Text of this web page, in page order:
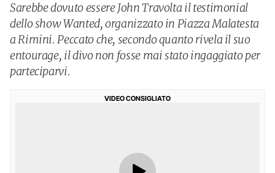
Sarebbe dovuto essere John Travolta il testimonial
dello show Wanted, organizzato in Piazza Malatesta
a Rimini. Peccato che, secondo quanto rivela il suo
entourage, il divo non fosse mai stato ingaggiato per
parteciparvi.
VIDEO CONSIGLIATO